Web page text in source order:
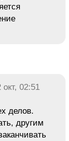
окт, 02:51
делов.
другим